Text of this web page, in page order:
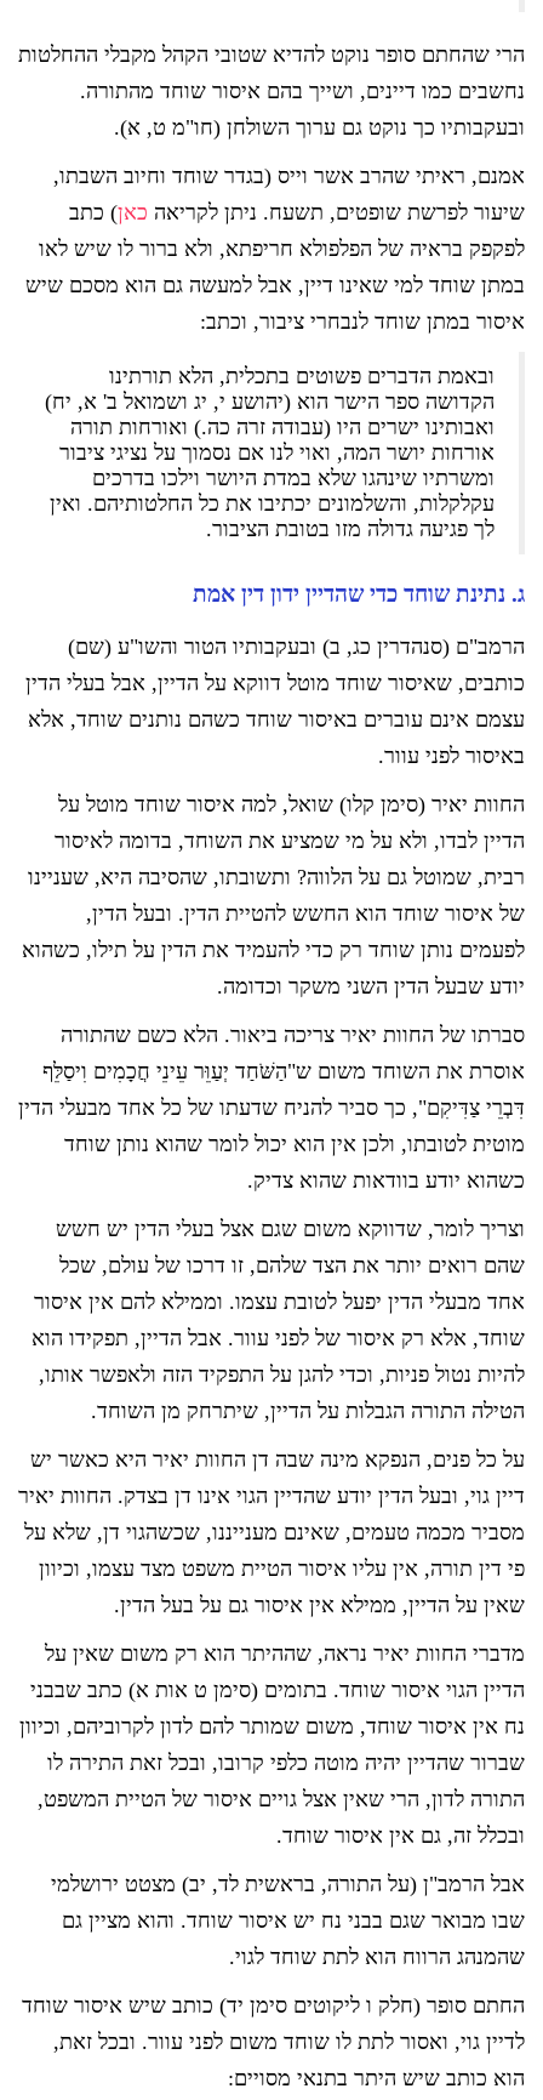
הרי שהחתם סופר נוקט להדיא שטובי הקהל מקבלי ההחלטות
נחשבים כמו דיינים, ושייך בהם איסור שוחד מהתורה.
ובעקבותיו כך נוקט גם ערוך השולחן (חו"מ ט, א).
אמנם, ראיתי שהרב אשר וייס (בגדר שוחד וחיוב השבתו,
שיעור לפרשת שופטים, תשעח. ניתן לקריאה כאן) כתב
לפקפק בראיה של הפלפולא חריפתא, ולא ברור לו שיש לאו
במתן שוחד למי שאינו דיין, אבל למעשה גם הוא מסכם שיש
איסור במתן שוחד לנבחרי ציבור, וכתב:
ובאמת הדברים פשוטים בתכלית, הלא תורתינו
הקדושה ספר הישר הוא (יהושע י, יג ושמואל ב' א, יח)
ואבותינו ישרים היו (עבודה זרה כה.) ואורחות תורה
אורחות יושר המה, ואוי לנו אם נסמוך על נציגי ציבור
ומשרתיו שינהגו שלא במדת היושר וילכו בדרכים
עקלקלות, והשלמונים יכתיבו את כל החלטותיהם. ואין
לך פגיעה גדולה מזו בטובת הציבור.
ג. נתינת שוחד כדי שהדיין ידון דין אמת
הרמב"ם (סנהדרין כג, ב) ובעקבותיו הטור והשו"ע (שם)
כותבים, שאיסור שוחד מוטל דווקא על הדיין, אבל בעלי הדין
עצמם אינם עוברים באיסור שוחד כשהם נותנים שוחד, אלא
באיסור לפני עוור.
החוות יאיר (סימן קלו) שואל, למה איסור שוחד מוטל על
הדיין לבדו, ולא על מי שמציע את השוחד, בדומה לאיסור
רבית, שמוטל גם על הלווה? ותשובתו, שהסיבה היא, שעניינו
של איסור שוחד הוא החשש להטיית הדין. ובעל הדין,
לפעמים נותן שוחד רק כדי להעמיד את הדין על תילו, כשהוא
יודע שבעל הדין השני משקר וכדומה.
סברתו של החוות יאיר צריכה ביאור. הלא כשם שהתורה
אוסרת את השוחד משום ש"הַשֹּׁחַד יְעַוֵּר עֵינֵי חֲכָמִים וִיסַלֵּף
דִּבְרֵי צַדִּיקִם", כך סביר להניח שדעתו של כל אחד מבעלי הדין
מוטית לטובתו, ולכן אין הוא יכול לומר שהוא נותן שוחד
כשהוא יודע בוודאות שהוא צדיק.
וצריך לומר, שדווקא משום שגם אצל בעלי הדין יש חשש
שהם רואים יותר את הצד שלהם, זו דרכו של עולם, שכל
אחד מבעלי הדין יפעל לטובת עצמו. וממילא להם אין איסור
שוחד, אלא רק איסור של לפני עוור. אבל הדיין, תפקידו הוא
להיות נטול פניות, וכדי להגן על התפקיד הזה ולאפשר אותו,
הטילה התורה הגבלות על הדיין, שיתרחק מן השוחד.
על כל פנים, הנפקא מינה שבה דן החוות יאיר היא כאשר יש
דיין גוי, ובעל הדין יודע שהדיין הגוי אינו דן בצדק. החוות יאיר
מסביר מכמה טעמים, שאינם מענייננו, שכשהגוי דן, שלא על
פי דין תורה, אין עליו איסור הטיית משפט מצד עצמו, וכיוון
שאין על הדיין, ממילא אין איסור גם על בעל הדין.
מדברי החוות יאיר נראה, שההיתר הוא רק משום שאין על
הדיין הגוי איסור שוחד. בתומים (סימן ט אות א) כתב שבבני
נח אין איסור שוחד, משום שמותר להם לדון לקרוביהם, וכיוון
שברור שהדיין יהיה מוטה כלפי קרובו, ובכל זאת התירה לו
התורה לדון, הרי שאין אצל גויים איסור של הטיית המשפט,
ובכלל זה, גם אין איסור שוחד.
אבל הרמב"ן (על התורה, בראשית לד, יב) מצטט ירושלמי
שבו מבואר שגם בבני נח יש איסור שוחד. והוא מציין גם
שהמנהג הרווח הוא לתת שוחד לגוי.
החתם סופר (חלק ו ליקוטים סימן יד) כותב שיש איסור שוחד
לדיין גוי, ואסור לתת לו שוחד משום לפני עוור. ובכל זאת,
הוא כותב שיש היתר בתנאי מסויים: